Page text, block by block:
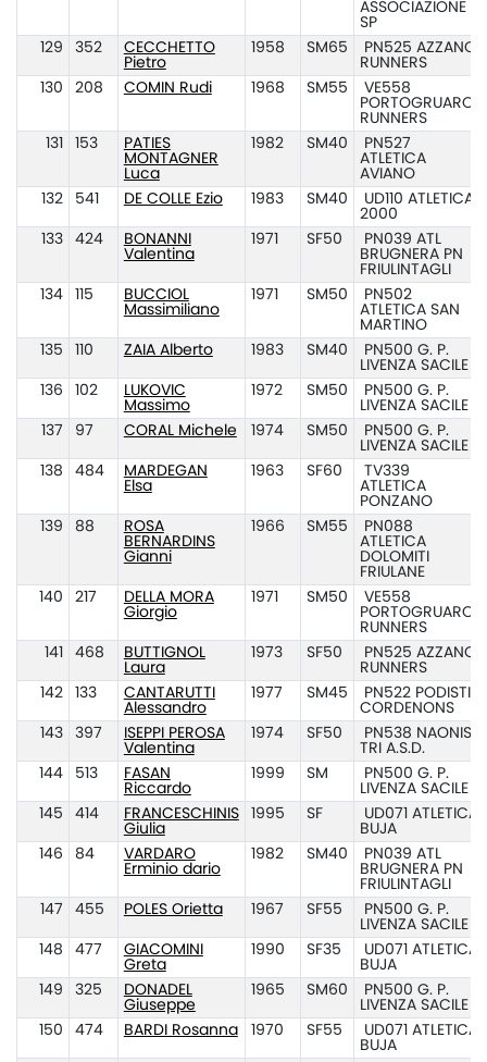
ASSOCIAZIONE
SP
129
352
CECCHETTO
Pietro
1958 SM65
PN525 AZZANO
RUNNERS
130
208 COMIN Rudi 1968 SM55
VE558
PORTOGRUARO
RUNNERS
131
153
PATIES
MONTAGNER
Luca
1982 SM40
PN527
ATLETICA
AVIANO
132
541 DE COLLE Ezio 1983 SM40
UD110 ATLETICA
2000
133
424
BONANNI
Valentina
1971 SF50
PN039 ATL
BRUGNERA PN
FRIULINTAGLI
134
115
BUCCIOL
Massimiliano
1971 SM50
PN502
ATLETICA SAN
MARTINO
135
110 ZAIA Alberto 1983 SM40
PN500 G. P.
LIVENZA SACILE
136
102
LUKOVIC
Massimo
1972 SM50
PN500 G. P.
LIVENZA SACILE
137
97 CORAL Michele 1974 SM50
PN500 G. P.
LIVENZA SACILE
138
484
MARDEGAN
Elsa
1963 SF60
TV339
ATLETICA
PONZANO
139
88
ROSA
BERNARDINS
Gianni
1966 SM55
PN088
ATLETICA
DOLOMITI
FRIULANE
140
217
DELLA MORA
Giorgio
1971 SM50
VE558
PORTOGRUARO
RUNNERS
141
468
BUTTIGNOL
Laura
1973 SF50
PN525 AZZANO
RUNNERS
142
133
CANTARUTTI
Alessandro
1977 SM45
PN522 PODISTI
CORDENONS
143
397
ISEPPI PEROSA
Valentina
1974 SF50
PN538 NAONIS
TRI A.S.D.
144
513
FASAN
Riccardo
1999 SM
PN500 G. P.
LIVENZA SACILE
145
414
FRANCESCHINIS
Giulia
1995 SF
UD071 ATLETICA
BUJA
146
84
VARDARO
Erminio dario
1982 SM40
PN039 ATL
BRUGNERA PN
FRIULINTAGLI
147
455 POLES Orietta 1967 SF55
PN500 G. P.
LIVENZA SACILE
148
477
GIACOMINI
Greta
1990 SF35
UD071 ATLETICA
BUJA
149
325
DONADEL
Giuseppe
1965 SM60
PN500 G. P.
LIVENZA SACILE
150
474 BARDI Rosanna 1970 SF55
UD071 ATLETICA
BUJA